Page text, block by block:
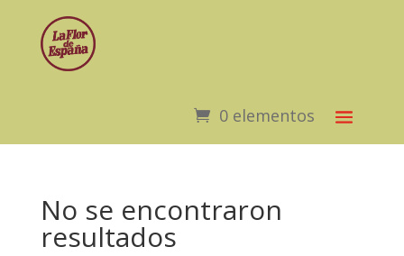
0 elementos
No se encontraron
resultados